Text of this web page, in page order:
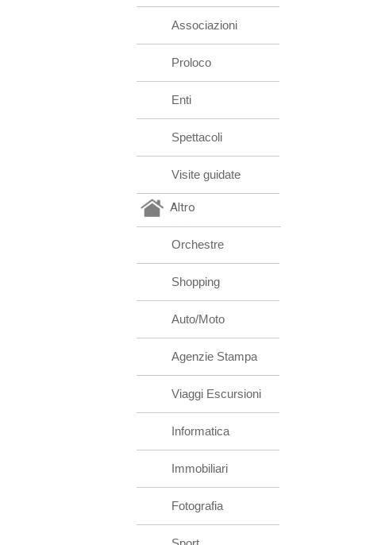
Associazioni
Proloco
Enti
Spettacoli
Visite guidate
Altro
Orchestre
Shopping
Auto/Moto
Agenzie Stampa
Viaggi Escursioni
Informatica
Immobiliari
Fotografia